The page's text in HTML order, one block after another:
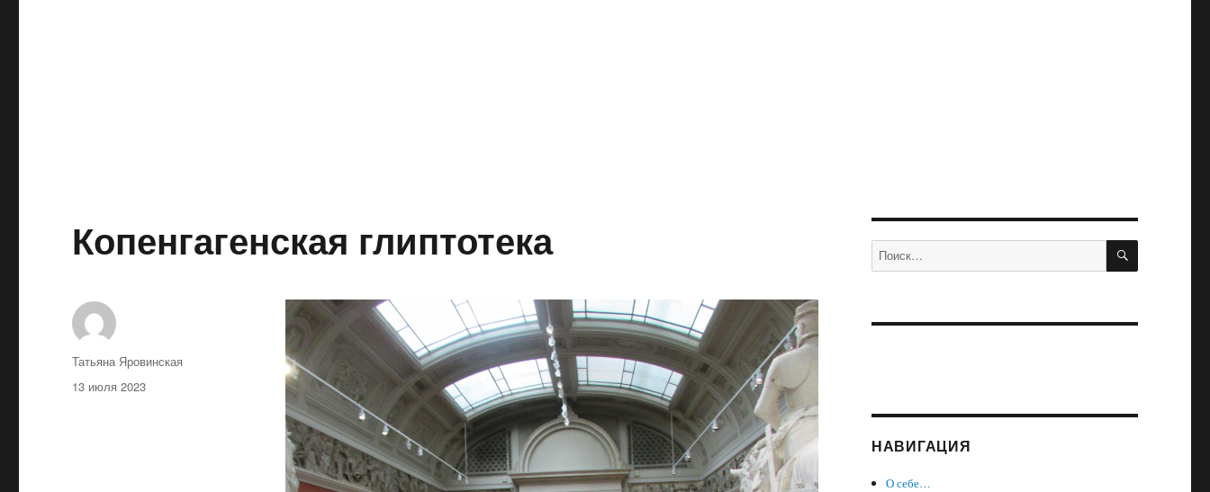
Копенгагенская глиптотека
Автор
Татьяна Яровинская
Опубликовано
13 июля 2023
Искать: ПОИСК
НАВИГАЦИЯ
О себе…